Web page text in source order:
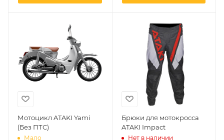
Мотоцикл ATAKI Yami
(Без ПТС)
Мало
Брюки для мотокросса
ATAKI Impact
Нет в наличии